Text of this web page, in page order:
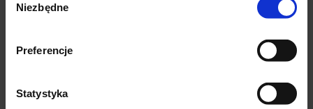
zgody
Niezbędne
Preferencje
Statystyka
Przyjazna atmosfera, życzliwość, dobry
sprzeciwu na obecność partnerki
Dziękuję.
Lekarz z
jakości życia
Niesamowicie